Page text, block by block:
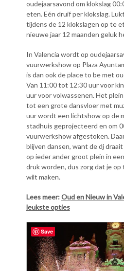
oudejaarsavond om klokslag
eten. Eén druif per klokslag.
tijdens de 12 klokslagen op te
nieuwe jaar 12 maanden geluk
In Valencia wordt op
vuurwerkshow op Plaza
is dan ook de place to be met
Van 11:00 tot 12:30 uur voor
uur voor volwassenen. Het
tot een grote dansvloer met
uur wordt een lichtshow op de
stadhuis geprojecteerd en om
vuurwerkshow afgestoken.
blijven dansen, want de dj
op ieder ander groot plein in
druk worden, dus zorg dat je
wilt maken.
Lees meer:Oud en Nieuw in
leukste opties
Save